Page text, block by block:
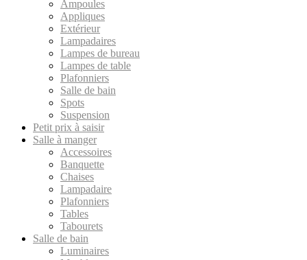
Ampoules
Appliques
Extérieur
Lampadaires
Lampes de bureau
Lampes de table
Plafonniers
Salle de bain
Spots
Suspension
Petit prix à saisir
Salle à manger
Accessoires
Banquette
Chaises
Lampadaire
Plafonniers
Tables
Tabourets
Salle de bain
Luminaires